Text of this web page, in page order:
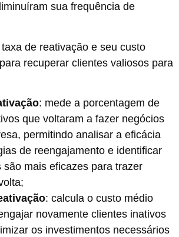
sua frequência de
de reativação e seu custo
recuperar clientes valiosos para
: mede a porcentagem de
que voltaram a fazer negócios
permitindo analisar a eficácia
de reengajamento e identificar
são mais eficazes para trazer
: calcula o custo médio
novamente clientes inativos
os investimentos necessários